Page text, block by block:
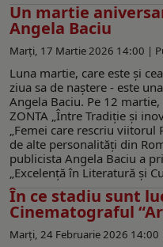
Un martie
Angela Baciu
Marți, 17 Martie 2026 14:00 |
Luna martie, care este şi
ziua sa de naştere - este
Angela Baciu. Pe 12
ZONTA „Între Tradiție și
„Femei care rescriu
de alte personalități din
publicista Angela Baciu a
„Excelență în Literatură și
În ce stadiu sunt
Cinematograful
Marți, 24 Februarie 2026 14:00